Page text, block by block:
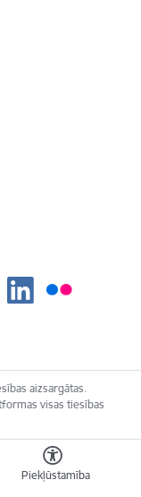
Piekļūstamība
aizsargātas.
visas tiesības